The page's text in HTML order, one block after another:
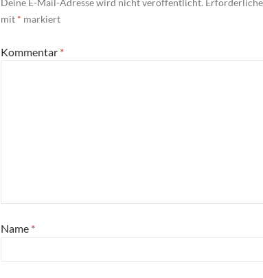
Deine E-Mail-Adresse wird nicht veröffentlicht.
mit * markiert
Kommentar *
Name *